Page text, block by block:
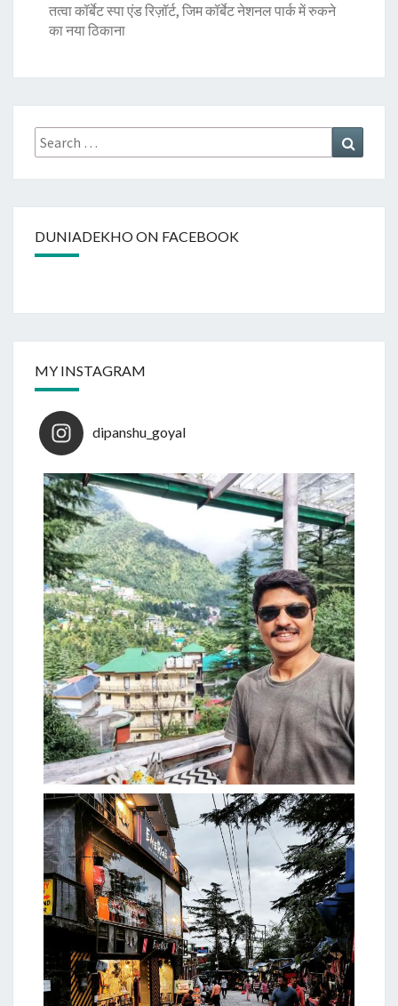
तत्वा कॉर्बेट स्पा एंड रिज़ॉर्ट, जिम कॉर्बेट नेशनल पार्क में रुकने
का नया ठिकाना
Search
for:
DUNIADEKHO ON FACEBOOK
MY INSTAGRAM
dipanshu_goyal